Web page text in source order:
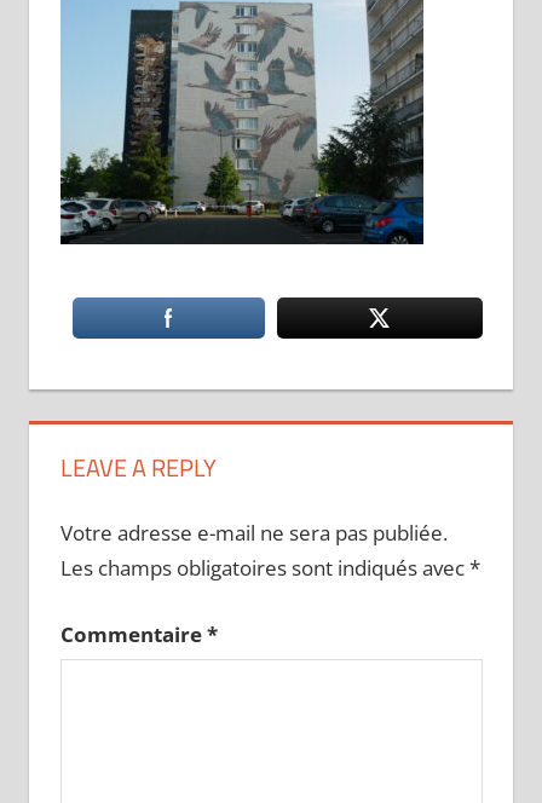
LEAVE A REPLY
Votre adresse e-mail ne sera pas publiée.
Les champs obligatoires sont indiqués avec*
Commentaire*